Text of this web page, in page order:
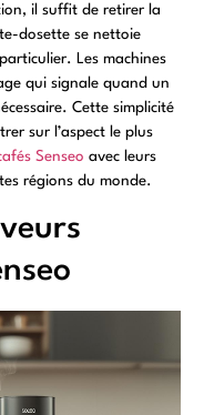
il suffit de retirer la
dosette se nettoie
Les machines
qui signale quand un
Cette simplicité
sur l’aspect le plus
Senseo avec leurs
régions du monde.